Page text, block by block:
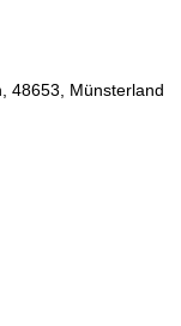
48653, Münsterland